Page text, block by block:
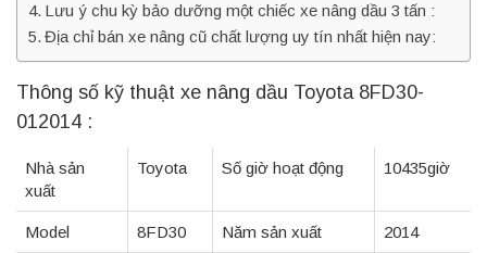
Lưu ý chu kỳ bảo dưỡng một chiếc xe nâng dầu 3 tấn :
Địa chỉ bán xe nâng cũ chất lượng uy tín nhất hiện nay:
Thông số kỹ thuật xe nâng dầu Toyota 8FD30-
012014 :
Nhà sản
xuất
Toyota Số giờ hoạt động 10435giờ
Model 8FD30 Năm sản xuất 2014